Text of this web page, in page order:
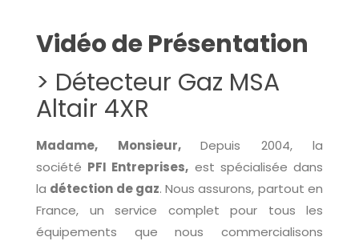
Vidéo de Présentation
> Détecteur Gaz MSA
Altair 4XR
Madame, Monsieur, Depuis 2004, la
société PFI Entreprises, est spécialisée dans
la détection de gaz. Nous assurons, partout en
France, un service complet pour tous les
équipements que nous commercialisons